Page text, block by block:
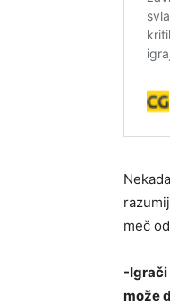
meč
-Igrači
može